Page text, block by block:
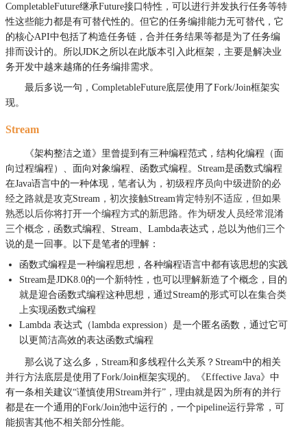
CompletableFuture继承Future接口特性，可以进行并发执行任务等特
性这些能力都是有可替代性的。但它的任务编排能力无可替代，它
的核心API中包括了构造任务链，合并任务结果等都是为了任务编
排而设计的。所以JDK之所以在此版本引入此框架，主要是解决业
务开发中越来越痛的任务编排需求。
最后多说一句，CompletableFuture底层使用了Fork/Join框架实
现。
Stream
《架构整洁之道》里曾提到有三种编程范式，结构化编程（面
向过程编程）、面向对象编程、函数式编程。Stream是函数式编程
在Java语言中的一种体现 ，笔者认为，初级程序员向中级进阶的必
经之路就是攻克Stream ，初次接触Stream肯定特别不适应，但如果
熟悉以后你将打开一个编程方式的新思路。作为研发人员经常混淆
三个概念， 函数式编程、Stream、Lambda表达式，总以为他们三个
说的是一回事。以下是笔者的理解：
函数式编程是一种编程思想，各种编程语言中都有该思想的实践
Stream是JDK8.0的一个新特性，也可以理解新造了个概念，目的
就是迎合函数式编程这种思想，通过Stream的形式可以在集合类
上 实现函数式编程
Lambda 表达式（lambda expression）是一个匿名函数，通过它可
以更简洁高效的表达函数式编程
那么说了这么多，Stream和多线程什么关系？Stream中的相关
并行方法底层是使用了Fork/Join框架实现的。《Effective Java》中
有一条相关建议“谨慎使用Stream并行”，理由就是因为所有的并行
都是在一个通用的Fork/Join池中运行的，一个pipeline运行异常，可
能损害其他不相关部分性能。